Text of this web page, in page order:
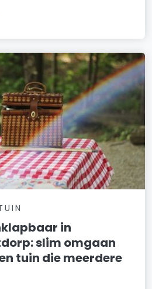
in
slim omgaan
tuin die meerdere